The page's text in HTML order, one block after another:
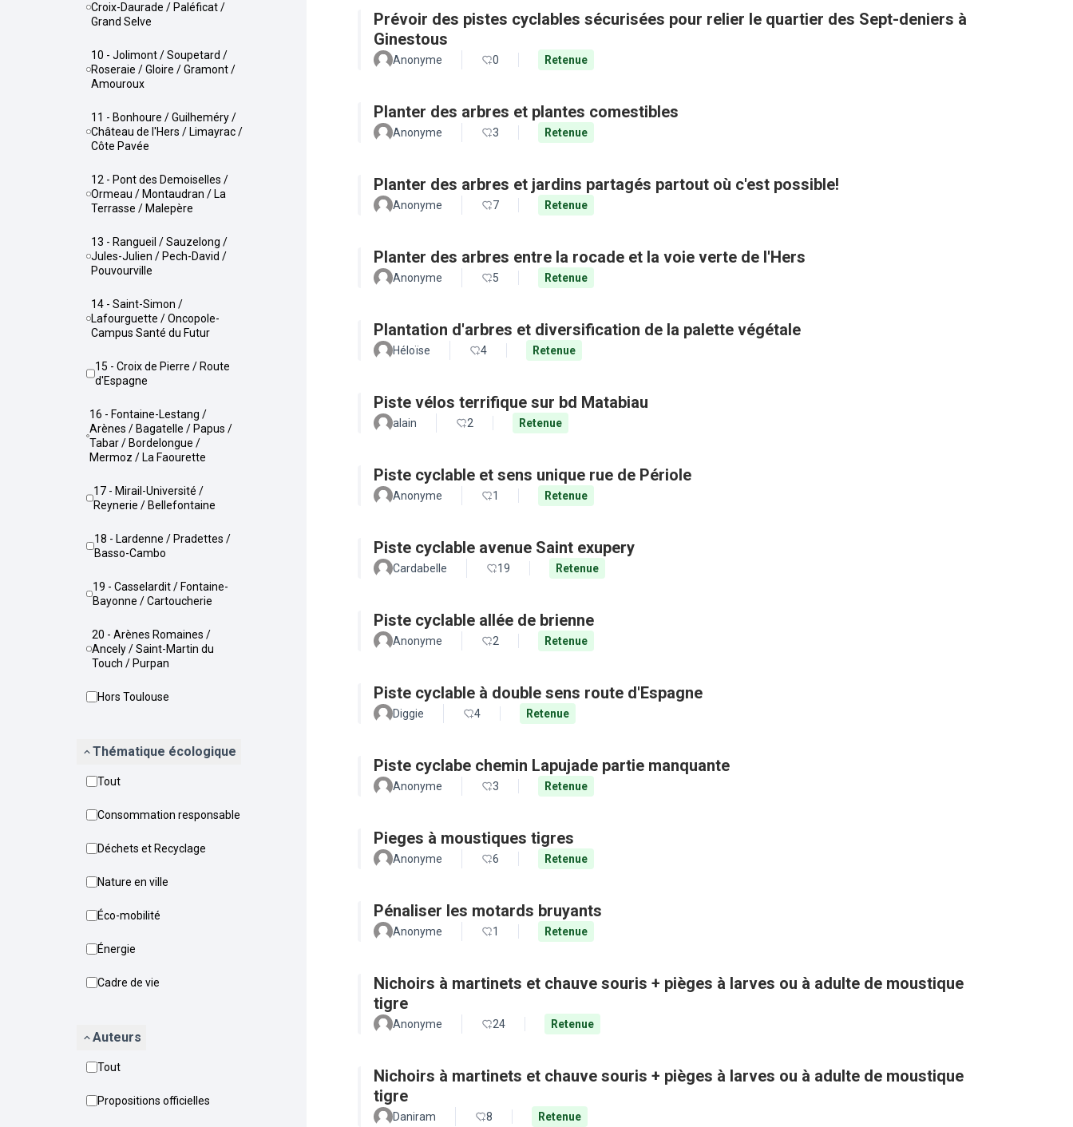
Croix-Daurade / Paléficat /
Grand Selve
10 - Jolimont / Soupetard /
Roseraie / Gloire / Gramont /
Amouroux
11 - Bonhoure / Guilheméry /
Château de l'Hers / Limayrac /
Côte Pavée
12 - Pont des Demoiselles /
Ormeau / Montaudran / La
Terrasse / Malepère
13 - Rangueil / Sauzelong /
Jules-Julien / Pech-David /
Pouvourville
14 - Saint-Simon /
Lafourguette / Oncopole-
Campus Santé du Futur
15 - Croix de Pierre / Route
d'Espagne
16 - Fontaine-Lestang /
Arènes / Bagatelle / Papus /
Tabar / Bordelongue /
Mermoz / La Faourette
17 - Mirail-Université /
Reynerie / Bellefontaine
18 - Lardenne / Pradettes /
Basso-Cambo
19 - Casselardit / Fontaine-
Bayonne / Cartoucherie
20 - Arènes Romaines /
Ancely / Saint-Martin du
Touch / Purpan
Hors Toulouse
Thématique écologique
Tout
Consommation responsable
Déchets et Recyclage
Nature en ville
Éco-mobilité
Énergie
Cadre de vie
Auteurs
Tout
Propositions officielles
Prévoir des pistes cyclables sécurisées pour relier le quartier des Sept-deniers à
Ginestous
Anonyme 0 Retenue
Planter des arbres et plantes comestibles
Anonyme 3 Retenue
Planter des arbres et jardins partagés partout où c'est possible!
Anonyme 7 Retenue
Planter des arbres entre la rocade et la voie verte de l'Hers
Anonyme 5 Retenue
Plantation d'arbres et diversification de la palette végétale
Héloïse 4 Retenue
Piste vélos terrifique sur bd Matabiau
alain 2 Retenue
Piste cyclable et sens unique rue de Périole
Anonyme 1 Retenue
Piste cyclable avenue Saint exupery
Cardabelle 19 Retenue
Piste cyclable allée de brienne
Anonyme 2 Retenue
Piste cyclable à double sens route d'Espagne
Diggie 4 Retenue
Piste cyclabe chemin Lapujade partie manquante
Anonyme 3 Retenue
Pieges à moustiques tigres
Anonyme 6 Retenue
Pénaliser les motards bruyants
Anonyme 1 Retenue
Nichoirs à martinets et chauve souris + pièges à larves ou à adulte de moustique
tigre
Anonyme 24 Retenue
Nichoirs à martinets et chauve souris + pièges à larves ou à adulte de moustique
tigre
Daniram 8 Retenue